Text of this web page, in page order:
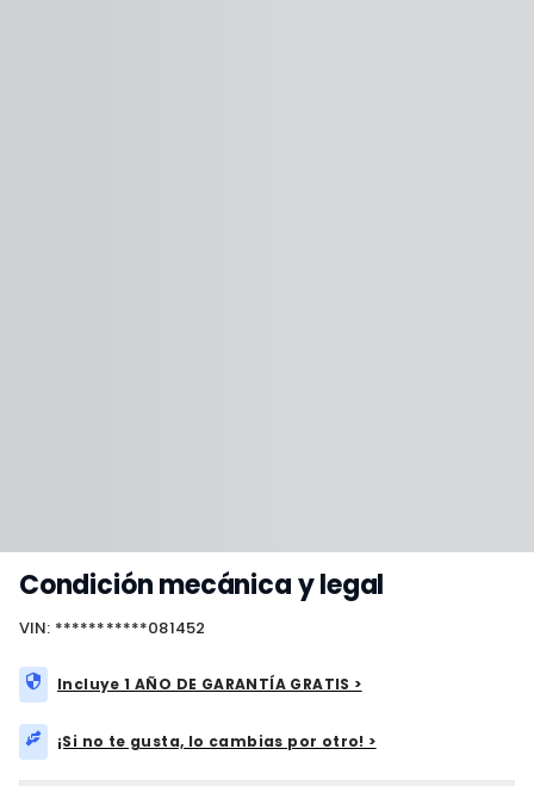
Condición mecánica y legal
VIN: ***********081452
Incluye 1 AÑO DE GARANTÍA GRATIS >
¡Si no te gusta, lo cambias por otro! >